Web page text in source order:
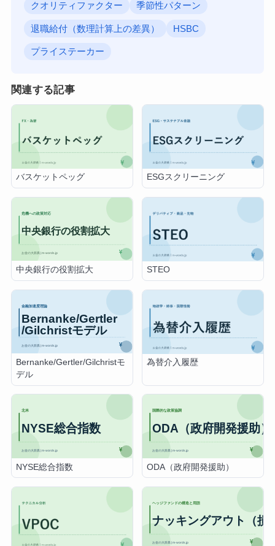
クオリティファクター 季節性パターン
退職給付（数理計算上の差異） HSBC
プライステーカー
関連する記事
バスケットペッグ ESGスクリーニング
中央銀行の役割拡大 STEO
Bernanke/Gertler/Gilchristモ
デル
為替介入履歴
NYSE総合指数 ODA（政府開発援助）